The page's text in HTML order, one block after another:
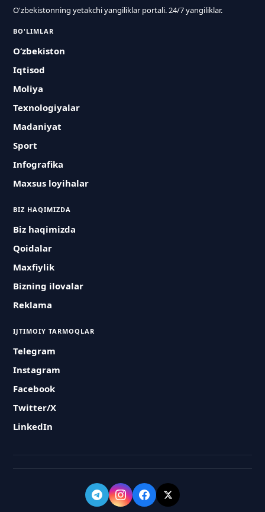
O'zbekistonning yetakchi yangiliklar portali. 24/7 yangiliklar.
BO'LIMLAR
O‘zbekiston
Iqtisod
Moliya
Texnologiyalar
Madaniyat
Sport
Infografika
Maxsus loyihalar
BIZ HAQIMIZDA
Biz haqimizda
Qoidalar
Maxfiylik
Bizning ilovalar
Reklama
IJTIMOIY TARMOQLAR
Telegram
Instagram
Facebook
Twitter/X
LinkedIn